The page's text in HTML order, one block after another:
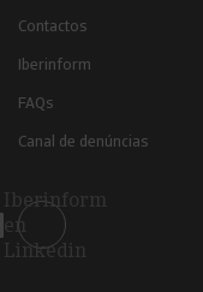
Contactos
Iberinform
FAQs
Canal de denúncias
Iberinform
en
Linkedin